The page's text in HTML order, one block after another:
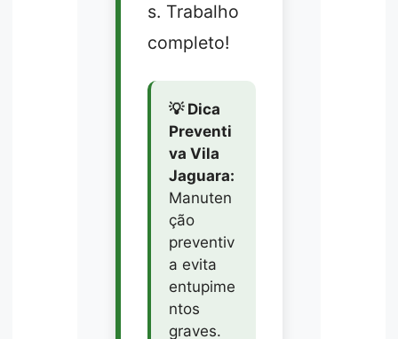
s. Trabalho
completo!
💡 Dica
Preventi
va Vila
Jaguara:
Manuten
ção
preventiv
a evita
entupime
ntos
graves.